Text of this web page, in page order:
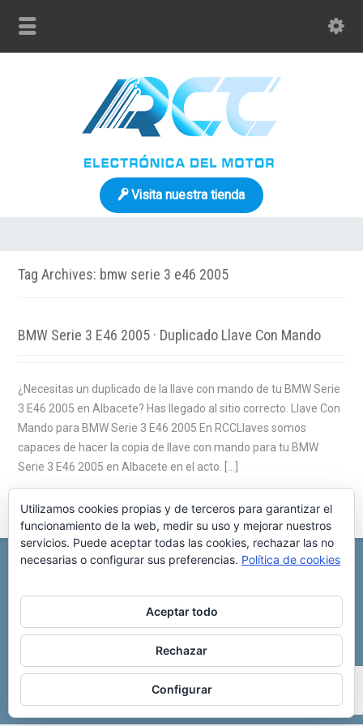
Visita nuestra tienda
Tag Archives: bmw serie 3 e46 2005
BMW Serie 3 E46 2005 · Duplicado Llave Con Mando
¿Necesitas un duplicado de la llave con mando de tu BMW Serie
3 E46 2005 en Albacete? Has llegado al sitio correcto. Llave Con
Mando para BMW Serie 3 E46 2005 En RCCLlaves somos
capaces de hacer la copia de llave con mando para tu BMW
Serie 3 E46 2005 en Albacete en el acto. […]
REPARACIÓN CENTRALITA DE COCHE
C/ Virgen del pilar, 6 ,
696 340 889
info@rccllaves.com
Copyright © 2025 Reparación Centralita De Coche
Utilizamos cookies propias y de terceros para garantizar el
funcionamiento de la web, medir su uso y mejorar nuestros
servicios. Puede aceptar todas las cookies, rechazar las no
necesarias o configurar sus preferencias. Política de cookies
Aceptar todo
Rechazar
Configurar